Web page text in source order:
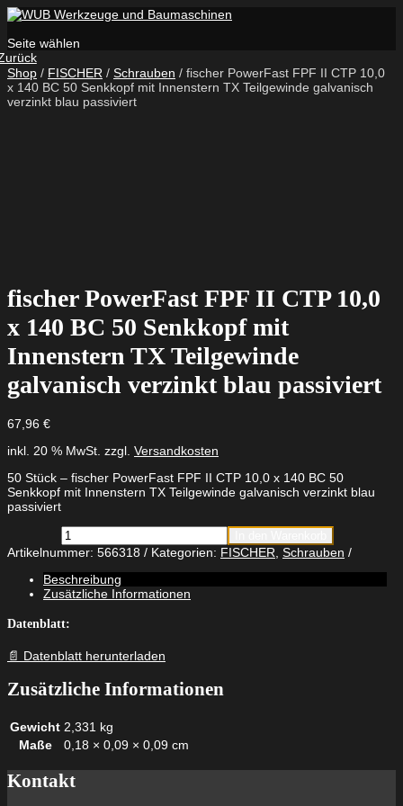
Seite wählen
Shop / FISCHER / Schrauben / fischer PowerFast FPF II CTP 10,0
x 140 BC 50 Senkkopf mit Innenstern TX Teilgewinde galvanisch
verzinkt blau passiviert
fischer PowerFast FPF II CTP 10,0
x 140 BC 50 Senkkopf mit
Innenstern TX Teilgewinde
galvanisch verzinkt blau passiviert
67,96 €
inkl. 20 % MwSt. zzgl. Versandkosten
50 Stück – fischer PowerFast FPF II CTP 10,0 x 140 BC 50
Senkkopf mit Innenstern TX Teilgewinde galvanisch verzinkt blau
passiviert
fischer
PowerFast
FPF
II
CTP
10,0
x
140
50
mit
TX
Teilgewinde
galvanisch
blau
passiviert
Artikelnummer: 566318 Kategorien: FISCHER Schrauben
Beschreibung
Zusätzliche Informationen
Datenblatt:
📄 Datenblatt herunterladen
Zusätzliche Informationen
Gewicht 2,331 kg
Maße
0,18 × 0,09 × 0,09 cm
Kontakt